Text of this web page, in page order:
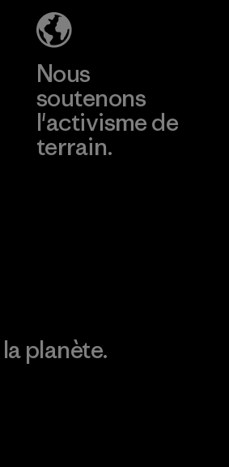
Nous
soutenons
l'activisme de
terrain.
planète.